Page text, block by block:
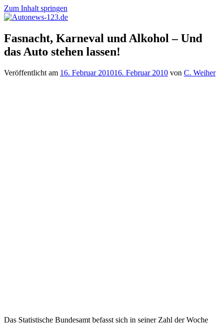
Zum Inhalt springen
Autonews-
123.de
Autonews
mit
Charme
Fasnacht, Karneval und Alkohol – Und
das Auto stehen lassen!
Veröffentlicht am 16. Februar 201016. Februar 2010 von C. Weiher
Das Statistische Bundesamt befasst sich in seiner Zahl der Woche